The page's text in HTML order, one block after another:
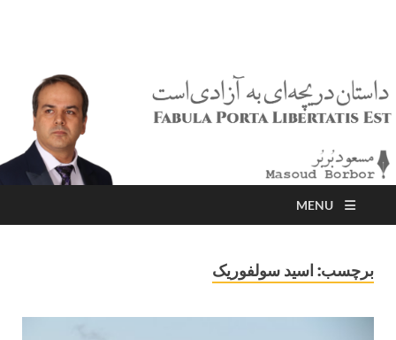
MENU
برچسب: اسید سولفوریک